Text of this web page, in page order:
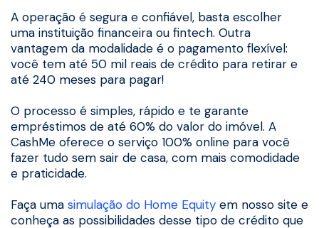
A operação é segura e confiável, basta escolher
uma instituição financeira ou fintech. Outra
vantagem da modalidade é o pagamento flexível:
você tem até 50 mil reais de crédito para retirar e
até 240 meses para pagar!
O processo é simples, rápido e te garante
empréstimos de até 60% do valor do imóvel. A
CashMe oferece o serviço 100% online para você
fazer tudo sem sair de casa, com mais comodidade
e praticidade.
Faça uma simulação do Home Equity em nosso site e
conheça as possibilidades desse tipo de crédito que